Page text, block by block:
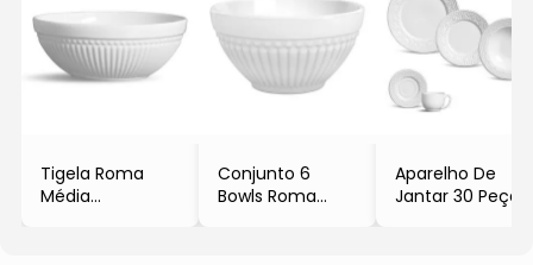
Tigela Roma
Média
Conjunto 6
Bowls Roma
Aparelho De
Jantar 30 Peças